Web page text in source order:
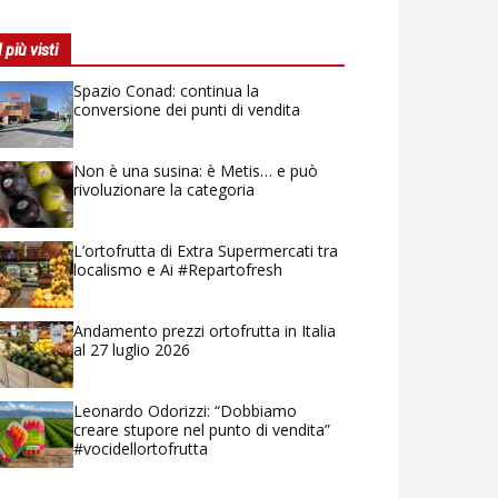
più visti
Spazio Conad: continua la
conversione dei punti di vendita
Non è una susina: è Metis… e può
rivoluzionare la categoria
L’ortofrutta di Extra Supermercati tra
localismo e Ai #Repartofresh
Andamento prezzi ortofrutta in Italia
al 27 luglio 2026
Leonardo Odorizzi: “Dobbiamo
creare stupore nel punto di vendita”
#vocidellortofrutta